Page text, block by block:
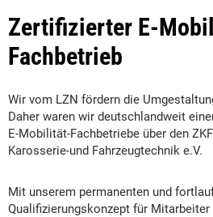
Zertifizierter E-
Fachbetrieb
Wir vom LZN fördern die
Daher waren wir deutschlandweit
E-Mobilität-Fachbetriebe über den
Karosserie-und Fahrzeugtechnik e.V.
Mit unserem permanenten und
Qualifizierungskonzept für Mitarbeiter